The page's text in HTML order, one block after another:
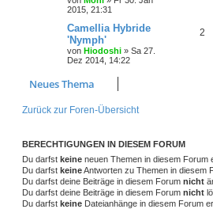
2015, 21:31
Camellia Hybride
'Nymph'
von Hiodoshi » Sa 27.
Dez 2014, 14:22
2
Neues Thema
Zurück zur Foren-Übersicht
BERECHTIGUNGEN IN DIESEM FORUM
Du darfst keine neuen Themen in diesem Forum
Du darfst keineAntworten zu Themen in diesem
Du darfst deine Beiträge in diesem Forum nicht
Du darfst deine Beiträge in diesem Forum nicht
Du darfst keine Dateianhänge in diesem Forum